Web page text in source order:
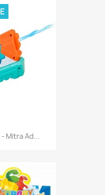
Mitra Ad...